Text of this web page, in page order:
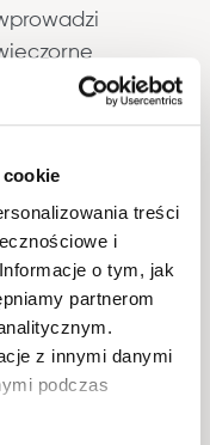
treści
i
o tym, jak
partnerom
z innymi danymi
podczas
podświetlaną